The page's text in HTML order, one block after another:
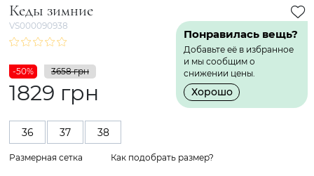
Кеды зимние
VS000090938
Понравилась вещь?
Добавьте её в избранное
и мы сообщим о
снижении цены.
Хорошо
-50% 3658 грн
1829 грн
36 37 38
Размерная сетка Как подобрать размер?